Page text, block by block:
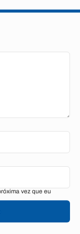
vez que eu